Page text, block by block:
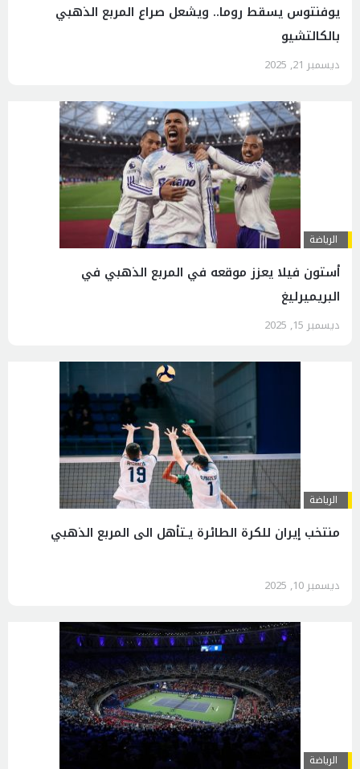
يوفنتوس يسقط روما.. ويشعل صراع المربع الذهبي
بالكالتشيو
ديسمبر 21, 2025
الرياضة
أستون فيلا يعزز موقعه في المربع الذهبي في
البريميرليغ
ديسمبر 15, 2025
الرياضة
منتخب إيران للكرة الطائرة يـتأهل الى المربع الذهبي
ديسمبر 10, 2025
الرياضة